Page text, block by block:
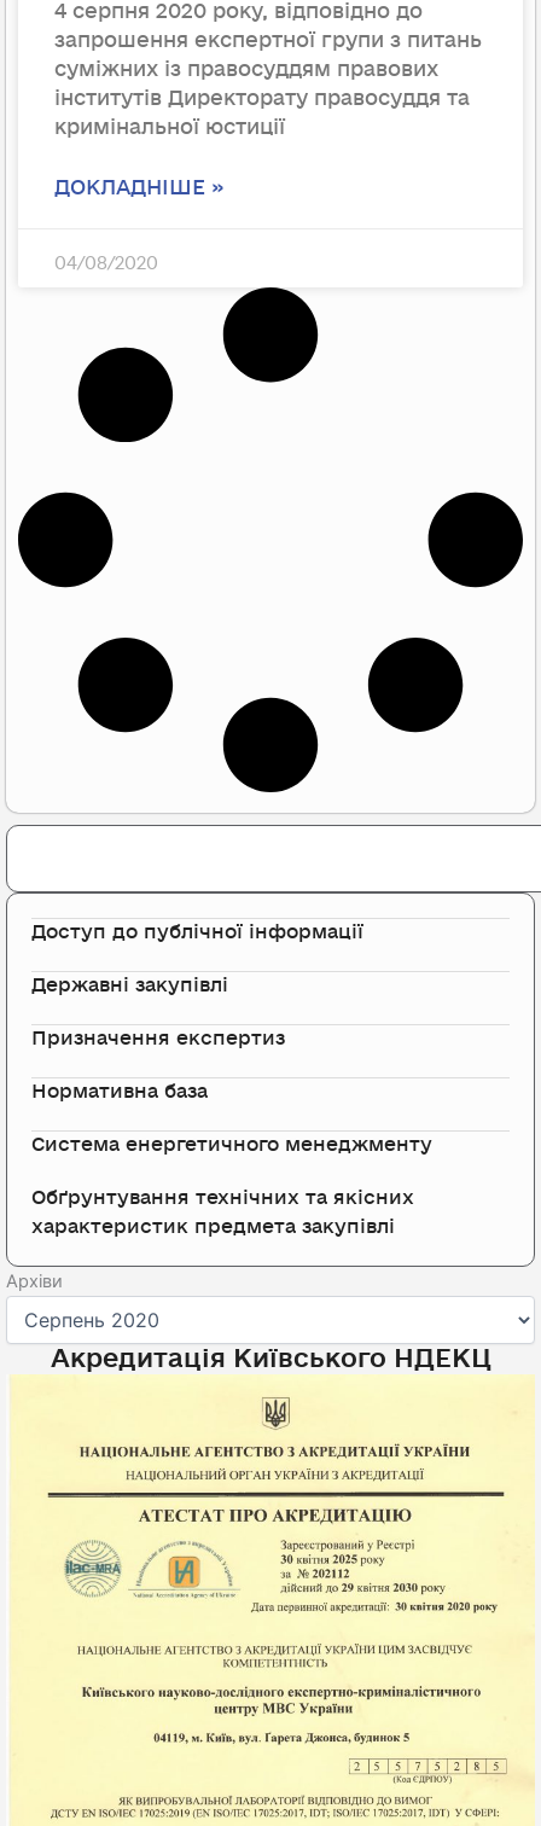
4 серпня 2020 року, відповідно до
запрошення експертної групи з питань
суміжних із правосуддям правових
інститутів Директорату правосуддя та
кримінальної юстиції
ДОКЛАДНІШЕ »
04/08/2020
Search
Доступ до публічної інформації
Державні закупівлі
Призначення експертиз
Нормативна база
Система енергетичного менеджменту
Обґрунтування технічних та якісних
характеристик предмета закупівлі
Архіви
Архіви
Акредитація Київського НДЕКЦ